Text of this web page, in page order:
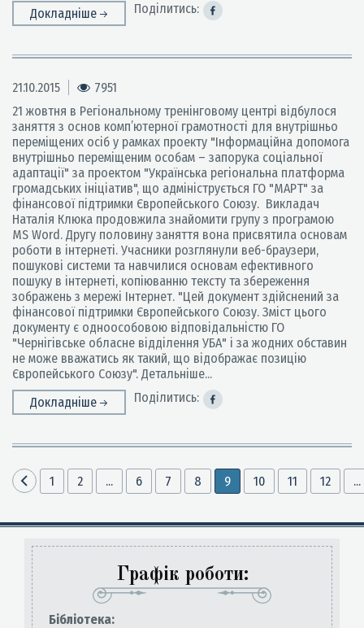
Докладніше
Поділитись:
21.10.2015
7951
21 жовтня в Регіональному тренінговому центрі відбулося
заняття з основ комп’ютерної грамотності для внутрішньо
переміщених осіб у рамках проекту "Інформаційна допомога
внутрішньо переміщеним особам – запорука соціальної
адаптації" за проектом "Українська регіональна платформа
громадських ініціатив", що адмініструється ГО "МАРТ" за
фінансової підтримки Європейського Союзу. Викладач
Наталія Клюка продовжила знайомити групу з програмою
MS Word. Другу половину заняття вона присвятила основам
роботи в інтернеті. Учасники розглянули веб-браузери,
пошукові системи та навчилися основам ефективного
пошуку в інтернеті, копіюванню тексту та збереження
зображень з мережі Інтернет. "Цей документ здійснений за
фінансової підтримки Європейського Союзу. Зміст цього
документу є одноособовою відповідальністю ГО
"Чернігівське обласне відділення УБА" і за жодних обставин
не може вважатись як такий, що відображає позицію
Європейського Союзу". Детальніше...
Докладніше
Поділитись:
1 2 ... 6 7 8 9 10 11 12 ...
Графік роботи:
Бiблiотека: